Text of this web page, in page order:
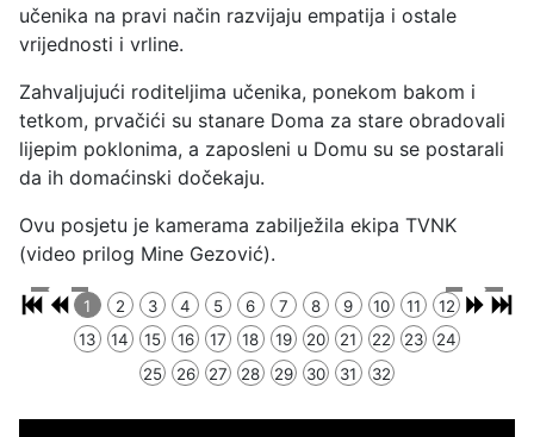
učenika na pravi način razvijaju empatija i ostale
vrijednosti i vrline.
Zahvaljujući roditeljima učenika, ponekom bakom i
tetkom, prvačići su stanare Doma za stare obradovali
lijepim poklonima, a zaposleni u Domu su se postarali
da ih domaćinski dočekaju.
Ovu posjetu je kamerama zabilježila ekipa TVNK
(video prilog Mine Gezović).
1 2 3 4 5 6 7 8 9 10 11
12
13
14 15 16 17 18 19 20 21 22 23
24
25
26 27 28 29 30 31 32